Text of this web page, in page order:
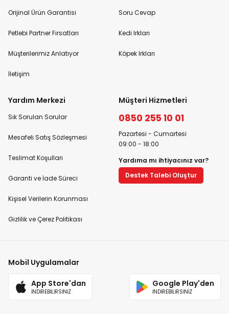
Orijinal Ürün Garantisi
Petlebi Partner Fırsatları
Müşterilerimiz Anlatıyor
İletişim
Soru Cevap
Kedi Irkları
Köpek Irkları
Yardım Merkezi
Sık Sorulan Sorular
Mesafeli Satış Sözleşmesi
Teslimat Koşulları
Garanti ve İade Süreci
Kişisel Verilerin Korunması
Gizlilik ve Çerez Politikası
Müşteri Hizmetleri
0850 255 10 01
Pazartesi - Cumartesi
09:00 - 18:00
Yardıma mı ihtiyacınız var?
Destek Talebi Oluştur
Mobil Uygulamalar
App Store'dan
İNDİREBİLİRSİNİZ
Google Play'den
İNDİREBİLİRSİNİZ